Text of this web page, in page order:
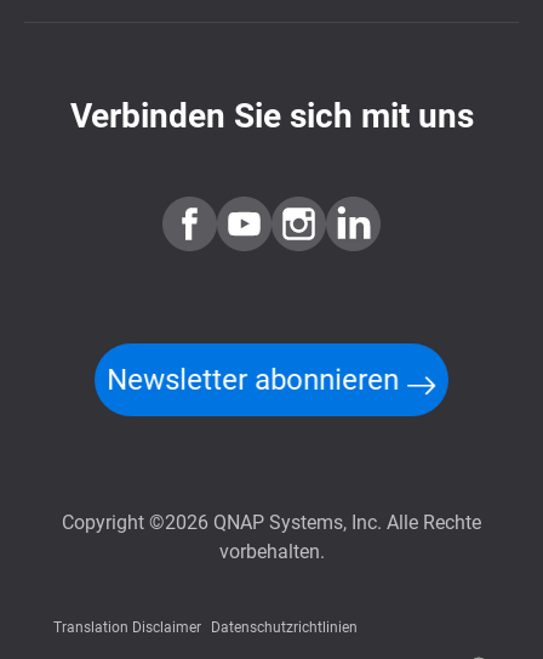
Verbinden Sie sich mit uns
Newsletter abonnieren
Copyright ©2026 QNAP Systems, Inc. Alle Rechte
vorbehalten.
Translation Disclaimer Datenschutzrichtlinien